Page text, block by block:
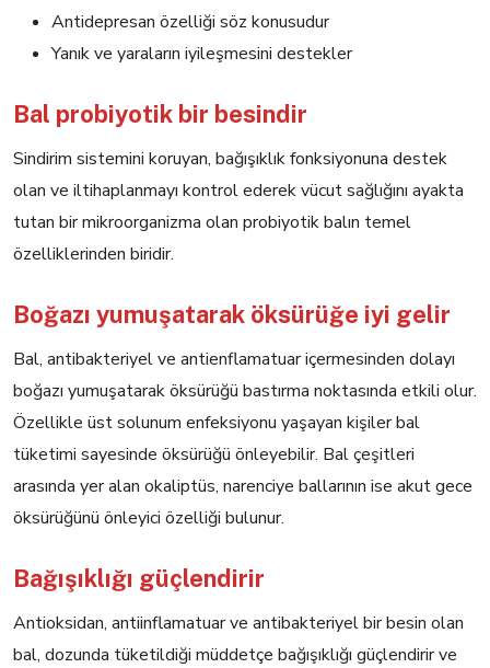
Antidepresan özelliği söz konusudur
Yanık ve yaraların iyileşmesini destekler
Bal probiyotik bir besindir
Sindirim sistemini koruyan, bağışıklık fonksiyonuna destek
olan ve iltihaplanmayı kontrol ederek vücut sağlığını ayakta
tutan bir mikroorganizma olan probiyotik balın temel
özelliklerinden biridir.
Boğazı yumuşatarak öksürüğe iyi gelir
Bal, antibakteriyel ve antienflamatuar içermesinden dolayı
boğazı yumuşatarak öksürüğü bastırma noktasında etkili olur.
Özellikle üst solunum enfeksiyonu yaşayan kişiler bal
tüketimi sayesinde öksürüğü önleyebilir. Bal çeşitleri
arasında yer alan okaliptüs, narenciye ballarının ise akut gece
öksürüğünü önleyici özelliği bulunur.
Bağışıklığı güçlendirir
Antioksidan, antiinflamatuar ve antibakteriyel bir besin olan
bal, dozunda tüketildiği müddetçe bağışıklığı güçlendirir ve